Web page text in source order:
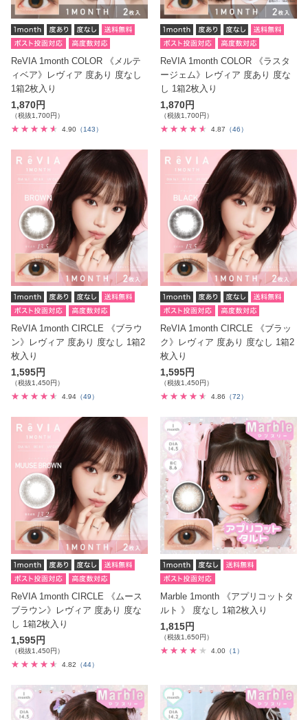
ReVIA 1month COLOR 《メルテ
ィベア》レヴィア 度あり 度なし
1箱2枚入り
1,870円
（税抜1,700円）
4.90 （143）
ReVIA 1month COLOR 《ラスタ
ージェム》レヴィア 度あり 度な
し 1箱2枚入り
1,870円
（税抜1,700円）
4.87
（46）
ReVIA 1month CIRCLE 《ブラウ
ン》レヴィア 度あり 度なし 1箱2
枚入り
1,595円
（税抜1,450円）
4.94 （49）
ReVIA 1month CIRCLE 《ブラッ
ク》レヴィア 度あり 度なし 1箱2
枚入り
1,595円
（税抜1,450円）
4.86
（72）
ReVIA 1month CIRCLE 《ムース
ブラウン》レヴィア 度あり 度な
し 1箱2枚入り
1,595円
（税抜1,450円）
4.82 （44）
Marble 1month 《アプリコットタ
ルト 》 度なし 1箱2枚入り
1,815円
（税抜1,650円）
4.00 （1）